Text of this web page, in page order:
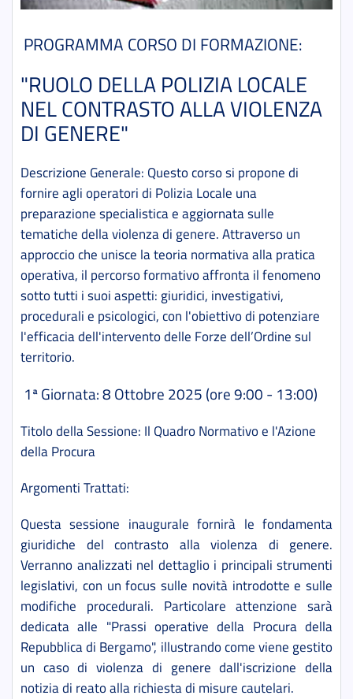
PROGRAMMA CORSO DI FORMAZIONE:
"RUOLO DELLA POLIZIA LOCALE
NEL CONTRASTO ALLA VIOLENZA
DI GENERE"
Descrizione Generale: Questo corso si propone di
fornire agli operatori di Polizia Locale una
preparazione specialistica e aggiornata sulle
tematiche della violenza di genere. Attraverso un
approccio che unisce la teoria normativa alla pratica
operativa, il percorso formativo affronta il fenomeno
sotto tutti i suoi aspetti: giuridici, investigativi,
procedurali e psicologici, con l'obiettivo di potenziare
l'efficacia dell'intervento delle Forze dell’Ordine sul
territorio.
1ª Giornata: 8 Ottobre 2025 (ore 9:00 - 13:00)
Titolo della Sessione: Il Quadro Normativo e l'Azione
della Procura
Argomenti Trattati:
Questa sessione inaugurale fornirà le fondamenta
giuridiche del contrasto alla violenza di genere.
Verranno analizzati nel dettaglio i principali strumenti
legislativi, con un focus sulle novità introdotte e sulle
modifiche procedurali. Particolare attenzione sarà
dedicata alle "Prassi operative della Procura della
Repubblica di Bergamo", illustrando come viene gestito
un caso di violenza di genere dall'iscrizione della
notizia di reato alla richiesta di misure cautelari.